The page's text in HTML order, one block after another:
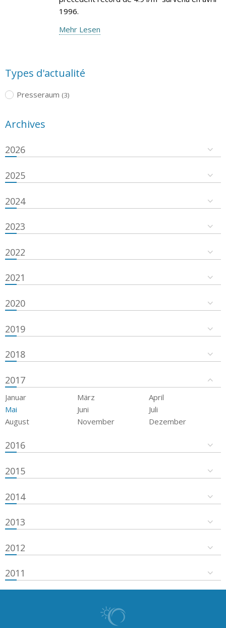
1996.
Mehr Lesen
Types d'actualité
Presseraum (3)
Archives
2026
2025
2024
2023
2022
2021
2020
2019
2018
2017
Januar März
April
Mai
Juni
Juli
August
November Dezember
2016
2015
2014
2013
2012
2011